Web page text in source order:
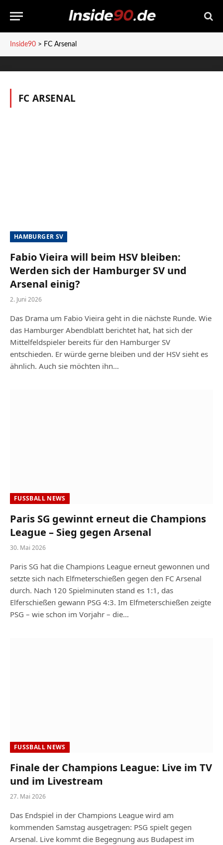
Inside90 > FC Arsenal
FC ARSENAL
HAMBURGER SV
Fabio Vieira will beim HSV bleiben:
Werden sich der Hamburger SV und
Arsenal einig?
2. Juni 2026
Das Drama um Fabio Vieira geht in die nächste Runde. Wie
das Hamburger Abendblatt berichtet hat, hat sich der
Mittelfeldspieler bereits für den Hamburger SV
entschieden. Er würde gerne bleiben und der HSV sieht es
ähnlich. Auch sie möchten ihn…
FUSSBALL NEWS
Paris SG gewinnt erneut die Champions
League – Sieg gegen Arsenal
30. Mai 2026
Paris SG hat die Champions League erneut gewonnen und
setzte sich nach Elfmeterschießen gegen den FC Arsenal
durch. Nach 120 Spielminuten stand es 1:1, das
Elferschießen gewann PSG 4:3. Im Elfmeterschießen zeigte
PSG – wie schon im Vorjahr – die…
FUSSBALL NEWS
Finale der Champions League: Live im TV
und im Livestream
27. Mai 2026
Das Endspiel in der Champions League wird am
kommenden Samstag ausgetragen: PSG spielt gegen
Arsenal. Live kommt die Begegnung aus Budapest im